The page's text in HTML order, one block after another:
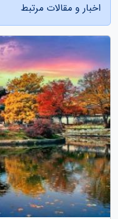
اخبار و مقالات مرتبط